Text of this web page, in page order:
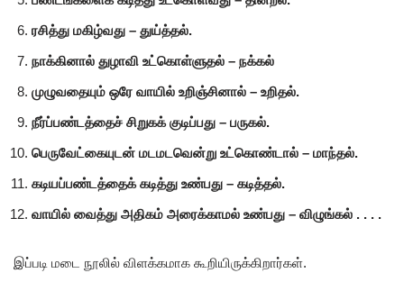
ரசித்து மகிழ்வது – துய்த்தல்.
நாக்கினால் துழாவி உட்கொள்ளுதல் – நக்கல்
முழுவதையும் ஒரே வாயில் உறிஞ்சினால் – உறிதல்.
நீர்ப்பண்டத்தைச் சிறுகக் குடிப்பது – பருகல்.
பெருவேட்கையுடன் மடமடவென்று உட்கொண்டால் – மாந்தல்.
கடியப்பண்டத்தைக் கடித்து உண்பது – கடித்தல்.
வாயில் வைத்து அதிகம் அரைக்காமல் உண்பது – விழுங்கல் . . . .
இப்படி மடை நூலில் விளக்கமாக கூறியிருக்கிறார்கள்.